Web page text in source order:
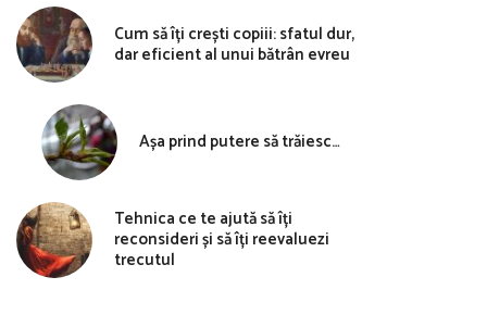
Cum să îți crești copiii: sfatul dur,
dar eficient al unui bătrân evreu
Așa prind putere să trăiesc…
Tehnica ce te ajută să îți
reconsideri și să îți reevaluezi
trecutul